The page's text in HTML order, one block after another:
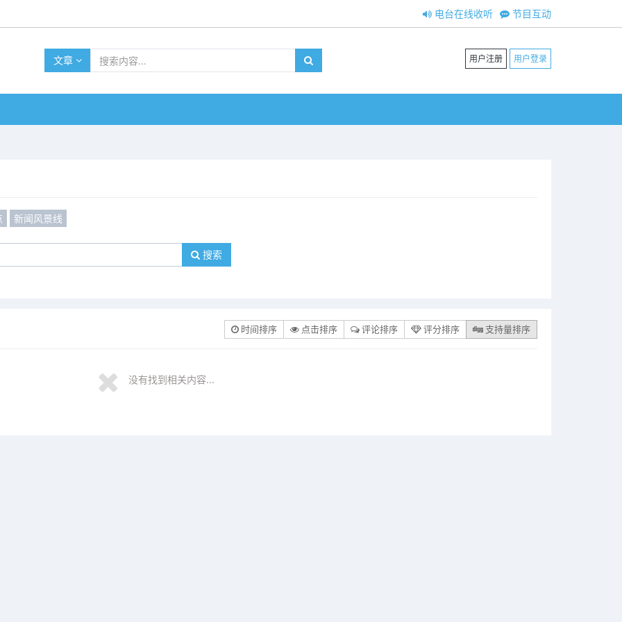
节目互动
电台在线收听
文章 用户注册 用户登录
新闻风景线
搜索
时间排序 点击排序 评论排序 评分排序 支持量排序
没有找到相关内容...